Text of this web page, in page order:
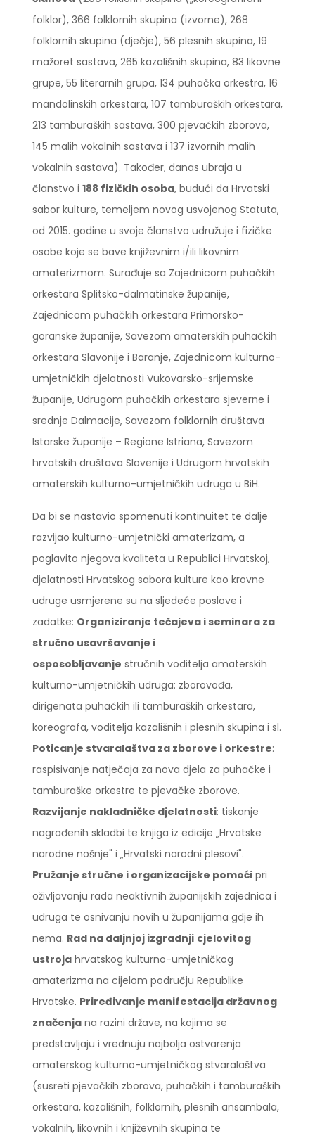
folklor), 366 folklornih skupina (izvorne), 268
folklornih skupina (dječje), 56 plesnih skupina, 19
mažoret sastava, 265 kazališnih skupina, 83 likovne
grupe, 55 literarnih grupa, 134 puhačka orkestra, 16
mandolinskih orkestara, 107 tamburaških orkestara,
213 tamburaških sastava, 300 pjevačkih zborova,
145 malih vokalnih sastava i 137 izvornih malih
vokalnih sastava). Također, danas ubraja u
članstvo i 188 fizičkih osoba, budući da Hrvatski
sabor kulture, temeljem novog usvojenog Statuta,
od 2015. godine u svoje članstvo udružuje i fizičke
osobe koje se bave književnim i/ili likovnim
amaterizmom. Surađuje sa Zajednicom puhačkih
orkestara Splitsko-dalmatinske županije,
Zajednicom puhačkih orkestara Primorsko-
goranske županije, Savezom amaterskih puhačkih
orkestara Slavonije i Baranje, Zajednicom kulturno-
umjetničkih djelatnosti Vukovarsko-srijemske
županije, Udrugom puhačkih orkestara sjeverne i
srednje Dalmacije, Savezom folklornih društava
Istarske županije – Regione Istriana, Savezom
hrvatskih društava Slovenije i Udrugom hrvatskih
amaterskih kulturno-umjetničkih udruga u BiH.
Da bi se nastavio spomenuti kontinuitet te dalje
razvijao kulturno-umjetnički amaterizam, a
poglavito njegova kvaliteta u Republici Hrvatskoj,
djelatnosti Hrvatskog sabora kulture kao krovne
udruge usmjerene su na sljedeće poslove i
zadatke: Organiziranje tečajeva i seminara za
stručno usavršavanje i
osposobljavanje stručnih voditelja amaterskih
kulturno-umjetničkih udruga: zborovođa,
dirigenata puhačkih ili tamburaških orkestara,
koreografa, voditelja kazališnih i plesnih skupina i sl.
Poticanje stvaralaštva za zborove i orkestre:
raspisivanje natječaja za nova djela za puhačke i
tamburaške orkestre te pjevačke zborove.
Razvijanje nakladničke djelatnosti: tiskanje
nagrađenih skladbi te knjiga iz edicije „Hrvatske
narodne nošnje" i „Hrvatski narodni plesovi".
Pružanje stručne i organizacijske pomoći pri
oživljavanju rada neaktivnih županijskih zajednica i
udruga te osnivanju novih u županijama gdje ih
nema. Rad na daljnjoj izgradnji cjelovitog
ustroja hrvatskog kulturno-umjetničkog
amaterizma na cijelom području Republike
Hrvatske. Priređivanje manifestacija državnog
značenja na razini države, na kojima se
predstavljaju i vrednuju najbolja ostvarenja
amaterskog kulturno-umjetničkog stvaralaštva
(susreti pjevačkih zborova, puhačkih i tamburaških
orkestara, kazališnih, folklornih, plesnih ansambala,
vokalnih, likovnih i književnih skupina te